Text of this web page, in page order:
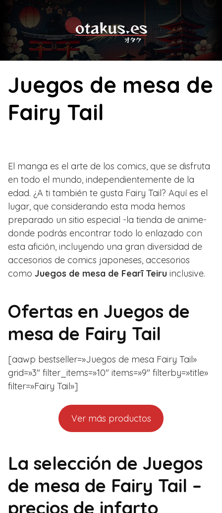
content
Juegos de mesa de
Fairy Tail
El manga es el arte de los comics, que se disfruta
en todo el mundo, independientemente de la
edad. ¿A ti también te gusta Fairy Tail? Aquí es el
lugar, que considerando esta moda hemos
preparado un sitio especial -la tienda de anime-
donde podrás encontrar todo lo enlazado con
esta afición, incluyendo una gran diversidad de
accesorios de comics japoneses, accesorios
como Juegos de mesa de Fearī Teiru inclusive.
Ofertas en Juegos de
mesa de Fairy Tail
[aawp bestseller=»Juegos de mesa Fairy Tail»
grid=»3″ filter_items=»10″ items=»9″ filterby=»title»
filter=»Fairy Tail»]
Ver más productos
La selección de Juegos
de mesa de Fairy Tail –
precios de infarto